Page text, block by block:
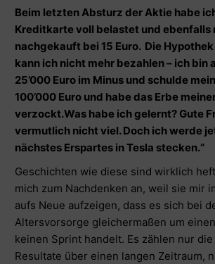
Beim letzten Absturz der Aktie habe
Kreditkarte voll belastet und ebenfalls
nachgekauft bei 15 Euro. Die
kann ich nicht mehr bezahlen – ich bin
25’000 Euro im Minus und schulde
100’000 Euro und habe das Erbe
verzockt.Was habe ich gelernt? Gute
vermutlich nicht viel. Doch ich werde
nächstes Erspartes in Tesla stecken.“
Geschichten wie diese sind wirklich
mich zum Nachdenken an, weil sie mir
aufs Neue aufzeigen, dass es sich bei
Altersvorsorge gleichermaßen um
keinen Sprint handelt. Es zählen nur
Resultate über einen langen Zeitraum,